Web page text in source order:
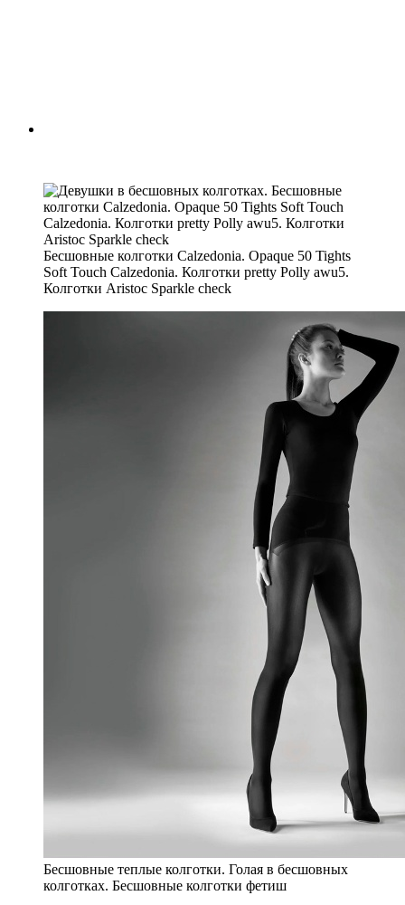
Бесшовные колготки Calzedonia. Opaque 50 Tights
Soft Touch Calzedonia. Колготки pretty Polly awu5.
Колготки Aristoc Sparkle check
Бесшовные теплые колготки. Голая в бесшовных
колготках. Бесшовные колготки фетиш